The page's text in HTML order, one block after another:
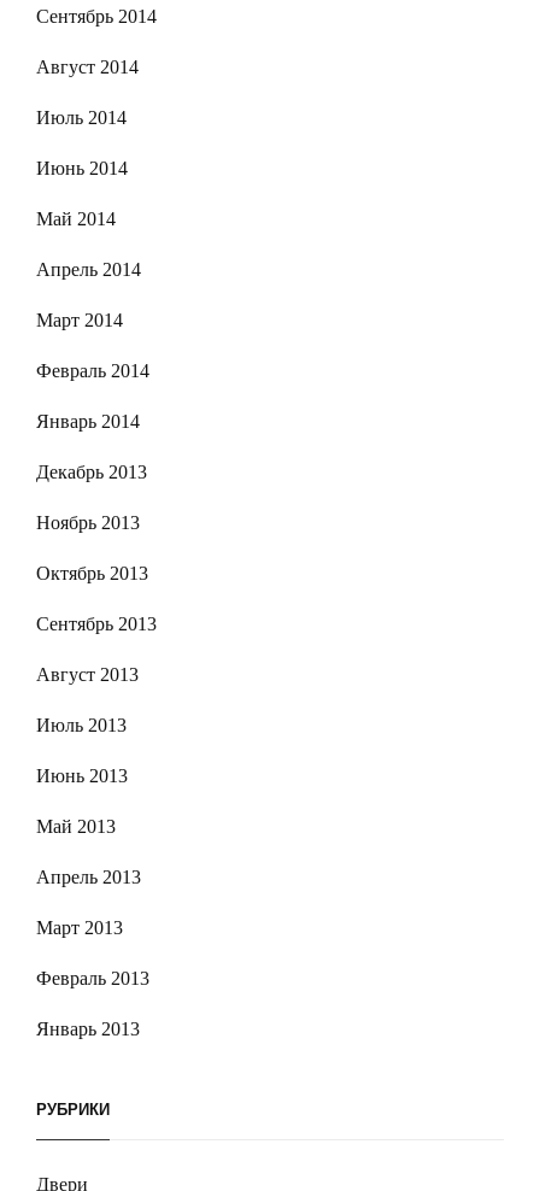
Сентябрь 2014
Август 2014
Июль 2014
Июнь 2014
Май 2014
Апрель 2014
Март 2014
Февраль 2014
Январь 2014
Декабрь 2013
Ноябрь 2013
Октябрь 2013
Сентябрь 2013
Август 2013
Июль 2013
Июнь 2013
Май 2013
Апрель 2013
Март 2013
Февраль 2013
Январь 2013
РУБРИКИ
Двери